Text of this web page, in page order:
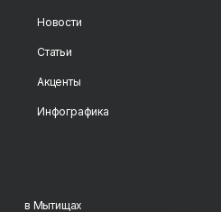
Новости
Статьи
Акценты
Инфографика
в Мытищах